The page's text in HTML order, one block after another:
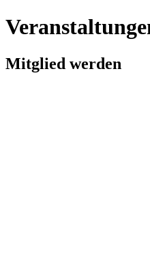
Mitglied werden